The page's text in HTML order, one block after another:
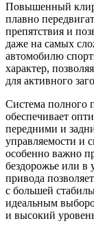
Повышенный
плавно
препятствия и
даже на самых
автомобилю
характер,
для активного
Система полного
обеспечивает
передними и
управляемости и
особенно важно
бездорожье или в
привода
с большей
идеальным
и высокий